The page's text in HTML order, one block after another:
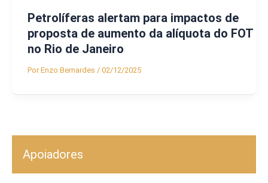
Petrolíferas alertam para impactos de
proposta de aumento da alíquota do FOT
no Rio de Janeiro
PorEnzo Bernardes / 02/12/2025
Apoiadores